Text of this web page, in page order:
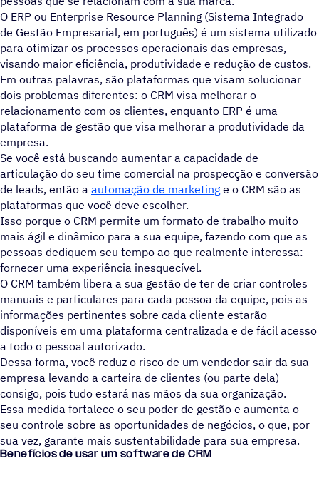
O ERP ou Enterprise Resource Planning (Sistema Integrado
de Gestão Empresarial, em português) é um sistema utilizado
para otimizar os processos operacionais das empresas,
visando maior eficiência, produtividade e redução de custos.
Em outras palavras, são plataformas que visam solucionar
dois problemas diferentes: o CRM visa melhorar o
relacionamento com os clientes, enquanto ERP é uma
plataforma de gestão que visa melhorar a produtividade da
empresa.
Se você está buscando aumentar a capacidade de
articulação do seu time comercial na prospecção e conversão
de leads, então a automação de marketing e o CRM são as
plataformas que você deve escolher.
Isso porque o CRM permite um formato de trabalho muito
mais ágil e dinâmico para a sua equipe, fazendo com que as
pessoas dediquem seu tempo ao que realmente interessa:
fornecer uma experiência inesquecível.
O CRM também libera a sua gestão de ter de criar controles
manuais e particulares para cada pessoa da equipe, pois as
informações pertinentes sobre cada cliente estarão
disponíveis em uma plataforma centralizada e de fácil acesso
a todo o pessoal autorizado.
Dessa forma, você reduz o risco de um vendedor sair da sua
empresa levando a carteira de clientes (ou parte dela)
consigo, pois tudo estará nas mãos da sua organização.
Essa medida fortalece o seu poder de gestão e aumenta o
seu controle sobre as oportunidades de negócios, o que, por
sua vez, garante mais sustentabilidade para sua empresa.
Benefícios de usar um software de CRM